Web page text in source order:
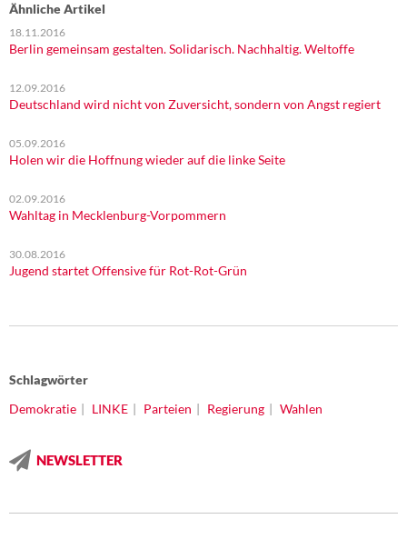
Ähnliche Artikel
18.11.2016
Berlin gemeinsam gestalten. Solidarisch. Nachhaltig. Weltoffe
12.09.2016
Deutschland wird nicht von Zuversicht, sondern von Angst regiert
05.09.2016
Holen wir die Hoffnung wieder auf die linke Seite
02.09.2016
Wahltag in Mecklenburg-Vorpommern
30.08.2016
Jugend startet Offensive für Rot-Rot-Grün
Schlagwörter
Demokratie
LINKE Parteien Regierung Wahlen
NEWSLETTER